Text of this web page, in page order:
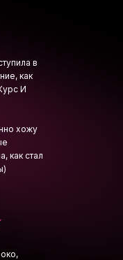
в
как
И
хожу
как стал